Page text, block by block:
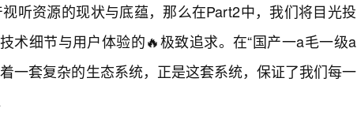
听资源的现状与底蕴，那么在Part2中，我们将目光投
术细节与用户体验的🔥极致追求。在“国产一a毛一级a
一套复杂的生态系统，正是这套系统，保证了我们每一